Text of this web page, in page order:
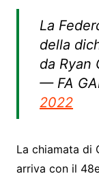
La
della
da Ryan
— FA
2022
La chiamata di
arriva con il